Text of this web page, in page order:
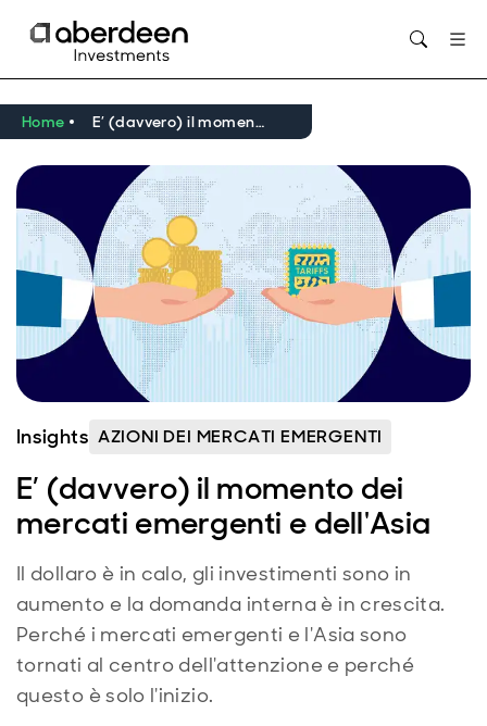
Home E’ (davvero) il momento dei mercati emergenti e dell'Asia
Insights AZIONI DEI MERCATI EMERGENTI
E’ (davvero) il momento dei
mercati emergenti e dell'Asia
Il dollaro è in calo, gli investimenti sono in
aumento e la domanda interna è in crescita.
Perché i mercati emergenti e l'Asia sono
tornati al centro dell'attenzione e perché
questo è solo l'inizio.